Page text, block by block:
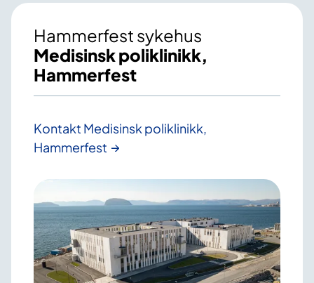
Hammerfest sykehus
Medisinsk poliklinikk,
Hammerfest
Kontakt Medisinsk poliklinikk,
Hammerfest